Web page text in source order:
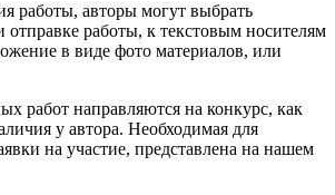
работы, авторы могут выбрать
отправке работы, к текстовым носителям
в виде фото материалов, или
работ направляются на конкурс, как
у автора. Необходимая для
на участие, представлена на нашем